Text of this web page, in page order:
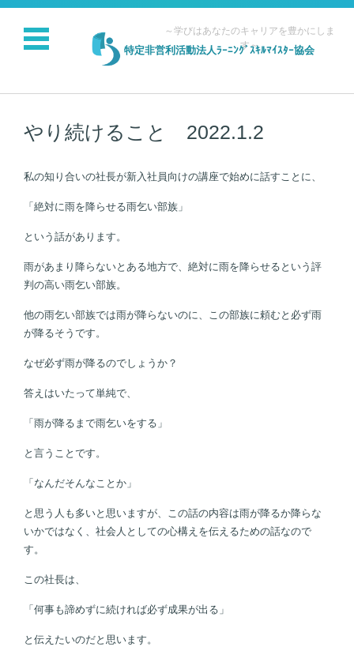
特定非営利活動法人ﾗｰﾆﾝｸﾞｽｷﾙﾏｲｽﾀｰ協会
～学びはあなたのキャリアを豊かにしま
す～
コンテンツに移動
やり続けること 2022.1.2
私の知り合いの社長が新入社員向けの講座で始めに話すことに、
「絶対に雨を降らせる雨乞い部族」
という話があります。
雨があまり降らないとある地方で、絶対に雨を降らせるという評
判の高い雨乞い部族。
他の雨乞い部族では雨が降らないのに、この部族に頼むと必ず雨
が降るそうです。
なぜ必ず雨が降るのでしょうか？
答えはいたって単純で、
「雨が降るまで雨乞いをする」
と言うことです。
「なんだそんなことか」
と思う人も多いと思いますが、この話の内容は雨が降るか降らな
いかではなく、社会人としての心構えを伝えるための話なので
す。
この社長は、
「何事も諦めずに続ければ必ず成果が出る」
と伝えたいのだと思います。